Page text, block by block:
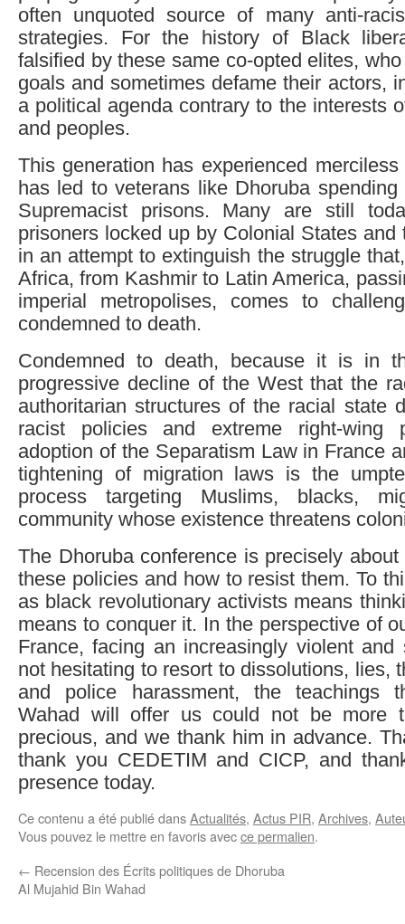
often unquoted source of many anti-
strategies. For the history of Black
falsified by these same co-opted elites,
goals and sometimes defame their actors,
a political agenda contrary to the interests
and peoples.
This generation has experienced
has led to veterans like Dhoruba
Supremacist prisons. Many are still
prisoners locked up by Colonial States and
in an attempt to extinguish the struggle
Africa, from Kashmir to Latin America,
imperial metropolises, comes to
condemned to death.
Condemned to death, because it is in
progressive decline of the West that the
authoritarian structures of the racial state
racist policies and extreme right-wing
adoption of the Separatism Law in France
tightening of migration laws is the
process targeting Muslims, blacks,
community whose existence threatens
The Dhoruba conference is precisely
these policies and how to resist them. To
as black revolutionary activists means
means to conquer it. In the perspective of
France, facing an increasingly violent and
not hesitating to resort to dissolutions, lies,
and police harassment, the teachings
Wahad will offer us could not be more
precious, and we thank him in advance.
thank you CEDETIM and CICP, and
presence today.
Ce contenu a été publié dansActualités, Actus PIR, Archives,
Vous pouvez le mettre en favoris avecce permalien.
← Recension des Écrits politiques de Dhoruba
Al Mujahid Bin Wahad